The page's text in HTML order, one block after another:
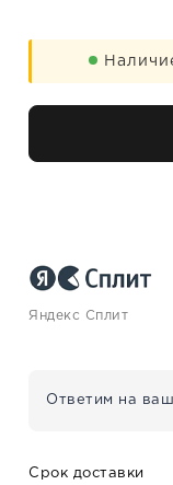
Яндекс Сплит
Ответим на
Срок доставки